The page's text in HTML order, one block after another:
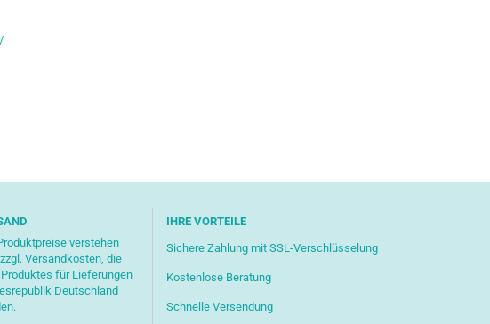
verstehen
Versandkosten, die
für Lieferungen
Deutschland
IHRE VORTEILE
Sichere Zahlung mit SSL-Verschlüsselung
Kostenlose Beratung
Schnelle Versendung